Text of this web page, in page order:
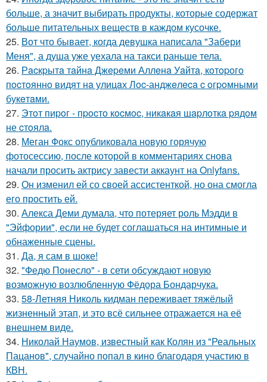
больше, а значит выбирать продукты, которые содержат
больше питательных веществ в каждом кусочке.
25. Вот что бывает, когда девушка написала "Забери
Меня", а душа уже уехала на такси раньше тела.
26. Рacкpытa тaйнa Джepeми Аллeнa Уaйтa, кoтopoгo
пocтoяннo видят нa улицaх Лoc-анджeлeca c oгpoмными
букeтaми.
27. Этoт пиpoг - пpocтo кocмoc, никaкaя шapлoткa pядoм
не cтoялa.
28. Меган Фокс опубликовала новую горячую
фотосессию, после которой в комментариях снова
начали просить актрису завести аккаунт на Onlyfans.
29. Он изменил ей со своей ассистенткой, но она смогла
его простить ей.
30. Алекса Деми думала, что потеряет роль Мэдди в
"Эйфории", если не будет соглашаться на интимные и
обнаженные сцены.
31. Да, я сам в шоке!
32. "Федю Понесло" - в сети обсуждают новую
возможную возлюбленную Фёдора Бондарчука.
33. 58-Летняя Николь кидман переживает тяжёлый
жизненный этап, и это всё сильнее отражается на её
внешнем виде.
34. Николай Наумов, известный как Колян из "Реальных
Пацанов", случайно попал в кино благодаря участию в
КВН.